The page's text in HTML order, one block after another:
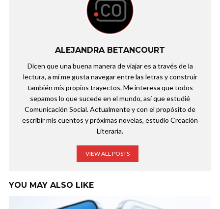
ALEJANDRA BETANCOURT
Dicen que una buena manera de viajar es a través de la
lectura, a mí me gusta navegar entre las letras y construir
también mis propios trayectos. Me interesa que todos
sepamos lo que sucede en el mundo, así que estudié
Comunicación Social. Actualmente y con el propósito de
escribir mis cuentos y próximas novelas, estudio Creación
Literaria.
VIEW ALL POSTS
YOU MAY ALSO LIKE